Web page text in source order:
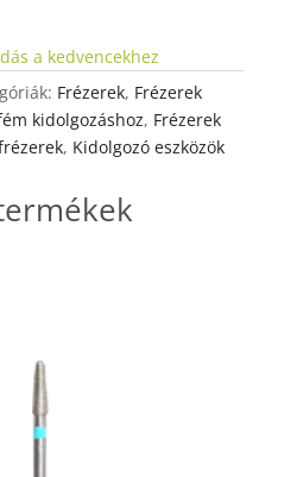
a kedvencekhez
Frézerek, Frézerek
kidolgozáshoz, Frézerek
, Kidolgozó eszközök